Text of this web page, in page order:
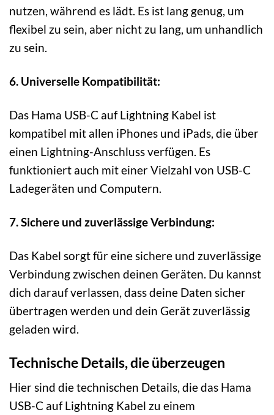
nutzen, während es lädt. Es ist lang genug, um
flexibel zu sein, aber nicht zu lang, um unhandlich
zu sein.
6. Universelle Kompatibilität:
Das Hama USB-C auf Lightning Kabel ist
kompatibel mit allen iPhones und iPads, die über
einen Lightning-Anschluss verfügen. Es
funktioniert auch mit einer Vielzahl von USB-C
Ladegeräten und Computern.
7. Sichere und zuverlässige Verbindung:
Das Kabel sorgt für eine sichere und zuverlässige
Verbindung zwischen deinen Geräten. Du kannst
dich darauf verlassen, dass deine Daten sicher
übertragen werden und dein Gerät zuverlässig
geladen wird.
Technische Details, die überzeugen
Hier sind die technischen Details, die das Hama
USB-C auf Lightning Kabel zu einem